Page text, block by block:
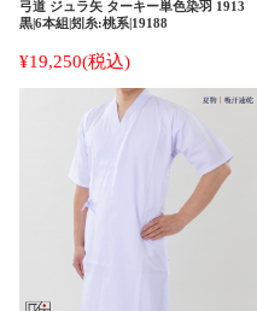
弓道 ジュラ矢 ターキー単色染羽 1913
黒|6本組|矧糸:桃系|19188
¥19,250(税込)